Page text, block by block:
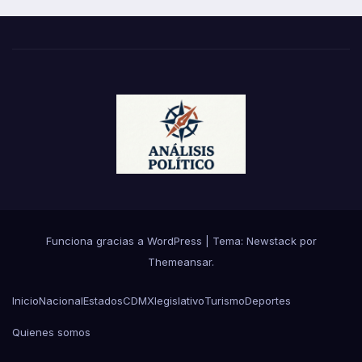
Funciona gracias a WordPress Tema: Newstackpor
Themeansar.
InicioNacionalEstadosCDMXlegislativoTurismoDeportes
Quienes somos